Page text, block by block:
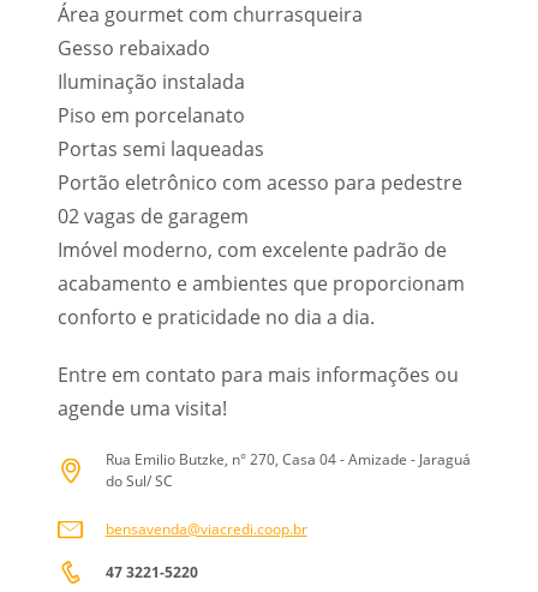
Área gourmet com churrasqueira
Gesso rebaixado
Iluminação instalada
Piso em porcelanato
Portas semi laqueadas
Portão eletrônico com acesso para pedestre
02 vagas de garagem
Imóvel moderno, com excelente padrão de
acabamento e ambientes que proporcionam
conforto e praticidade no dia a dia.
Entre em contato para mais informações ou
agende uma visita!
Rua Emilio Butzke, n° 270, Casa 04 - Amizade - Jaraguá
do Sul/ SC
bensavenda@viacredi.coop.br
47 3221-5220